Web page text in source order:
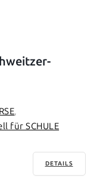
für SCHULE
DETAILS